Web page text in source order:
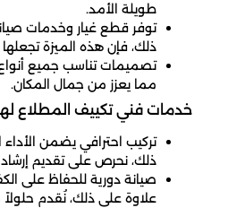
طويلة الأمد.
توفر قطع غيار وخدمات
ذلك، فإن هذه الميزة
تصميمات تناسب جميع أنواع
مما يعزز من جمال المكان.
خدمات فني تكييف المطلاع
تركيب احترافي يضمن الأداء
ذلك، نحرص على تقديم
صيانة دورية للحفاظ على
علاوة على ذلك، نُقدم